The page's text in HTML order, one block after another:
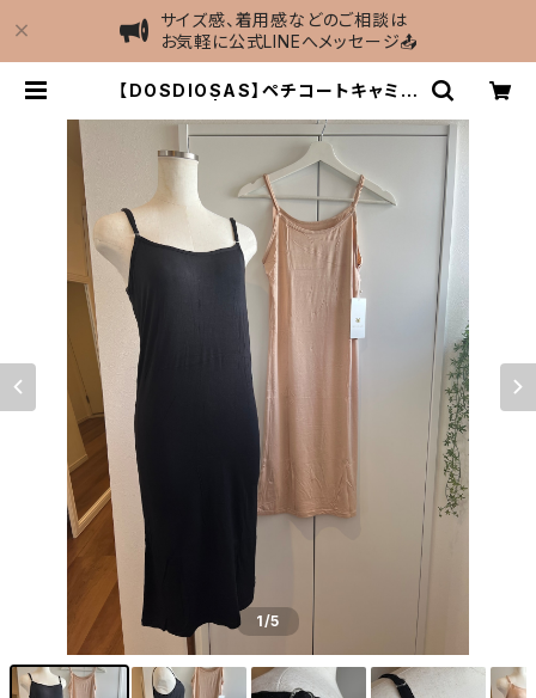
サイズ感、着用感などのご相談は
お気軽に公式LINEへメッセージ📤
【DOSDIOSAS】ペチコートキャミワ
1/5